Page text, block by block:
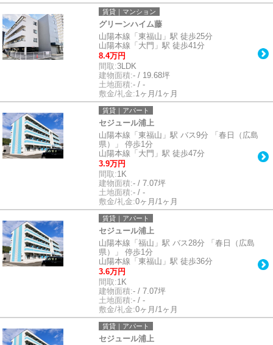
賃貸｜マンション
グリーンハイム藤
山陽本線「東福山」駅 徒歩25分
山陽本線「大門」駅 徒歩41分
8.4万円
間取:3LDK
建物面積:- / 19.68坪
土地面積:- / -
敷金/礼金:1ヶ月/1ヶ月
賃貸｜アパート
セジュール浦上
山陽本線「東福山」駅 バス9分 「春日（広島
県）」 停歩1分
山陽本線「大門」駅 徒歩47分
3.9万円
間取:1K
建物面積:- / 7.07坪
土地面積:- / -
敷金/礼金:0ヶ月/1ヶ月
賃貸｜アパート
セジュール浦上
山陽本線「福山」駅 バス28分 「春日（広島
県）」 停歩1分
山陽本線「東福山」駅 徒歩36分
3.6万円
間取:1K
建物面積:- / 7.07坪
土地面積:- / -
敷金/礼金:0ヶ月/1ヶ月
賃貸｜アパート
セジュール浦上